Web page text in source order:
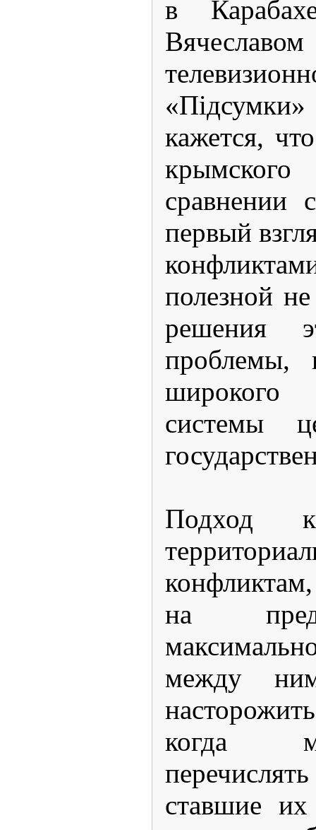
в
кажется,
сравнении
первый
полезной
решения
системы
Подход к
на
между
когда
ставшие